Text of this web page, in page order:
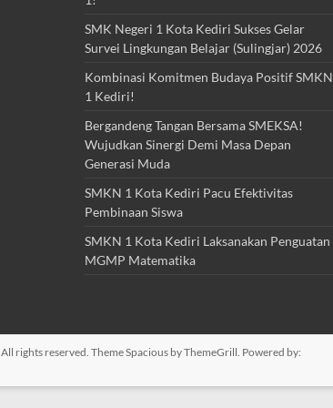
SMK Negeri 1 Kota Kediri Sukses Gelar
Survei Lingkungan Belajar (Sulingjar) 2026
Kombinasi Komitmen Budaya Positif SMKN
1 Kediri!
Bergandeng Tangan Bersama SMEKSA!
Wujudkan Sinergi Demi Masa Depan
Generasi Muda
SMKN 1 Kota Kediri Pacu Efektivitas
Pembinaan Siswa
SMKN 1 Kota Kediri Laksanakan Penguatan
MGMP Matematika
. All rights reserved. ThemeSpacious by ThemeGrill. Powered by: